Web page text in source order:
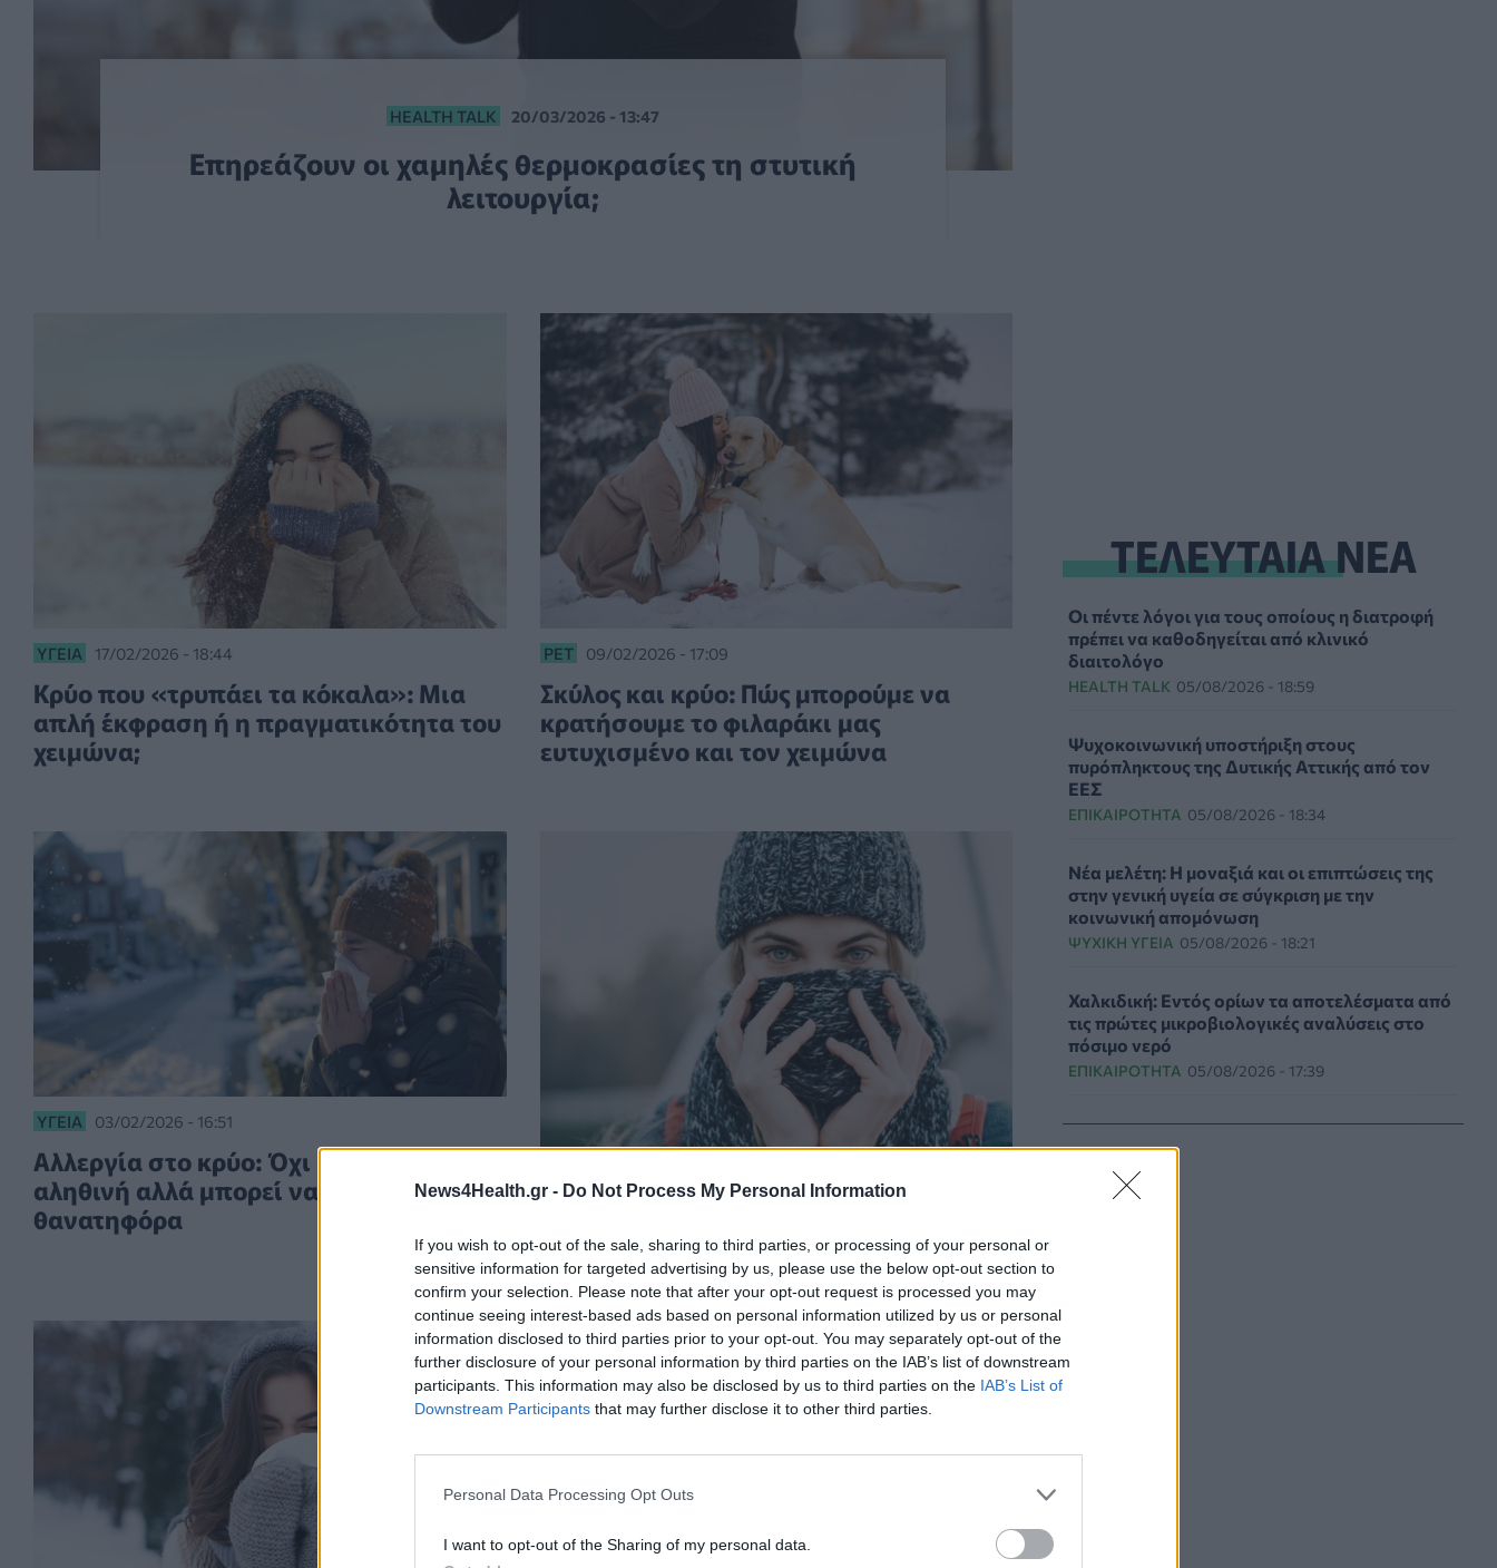
News4Health.gr - Do Not Process My Personal Information
If you wish to opt-out of the sale, sharing to third parties, or processing of your personal or
sensitive information for targeted advertising by us, please use the below opt-out section to
confirm your selection. Please note that after your opt-out request is processed you may
continue seeing interest-based ads based on personal information utilized by us or personal
information disclosed to third parties prior to your opt-out. You may separately opt-out of the
further disclosure of your personal information by third parties on the IAB’s list of downstream
participants. This information may also be disclosed by us to third parties on the IAB’s List of
Downstream Participants that may further disclose it to other third parties.
Personal Data Processing Opt Outs
I want to opt-out of the Sharing of my personal data.
HEALTH TALK 20/03/2026 - 13:47
Επηρεάζουν οι χαμηλές θερμοκρασίες τη στυτική
λειτουργία;
ΥΓΕΊΑ 17/02/2026 - 18:44
Κρύο που «τρυπάει τα κόκαλα»: Μια
απλή έκφραση ή η πραγματικότητα του
χειμώνα;
PET 09/02/2026 - 17:09
Σκύλος και κρύο: Πώς μπορούμε να
κρατήσουμε το φιλαράκι μας
ευτυχισμένο και τον χειμώνα
ΥΓΕΊΑ 03/02/2026 - 16:51
Αλλεργία στο κρύο: Όχι μόνο είναι
αληθινή αλλά μπορεί να γίνει και
θανατηφόρα
Γιατί δακρύζουν τα μάτια μας στο κρύο
και πως θα τα προστατεύσουμε
ΤΕΛΕΥΤΑΙΑ ΝΕΑ
Οι πέντε λόγοι για τους οποίους η διατροφή
πρέπει να καθοδηγείται από κλινικό
διαιτολόγο
HEALTH TALK 05/08/2026 - 18:59
Ψυχοκοινωνική υποστήριξη στους
πυρόπληκτους της Δυτικής Αττικής από τον
ΕΕΣ
ΕΠΙΚΑΙΡΌΤΗΤΑ 05/08/2026 - 18:34
Νέα μελέτη: Η μοναξιά και οι επιπτώσεις της
στην γενική υγεία σε σύγκριση με την
κοινωνική απομόνωση
ΨΥΧΙΚΉ ΥΓΕΊΑ 05/08/2026 - 18:21
Χαλκιδική: Εντός ορίων τα αποτελέσματα από
τις πρώτες μικροβιολογικές αναλύσεις στο
πόσιμο νερό
ΕΠΙΚΑΙΡΌΤΗΤΑ 05/08/2026 - 17:39
Χαμηλά τα ποσοστά αποκλειστικού θηλασμού
μέχρι τον 6ο μήνα στην Ελλάδα
05/08/2026 - 17:14
Ο ΕΦΕΤ ανακάλεσε από τα ράφια καραμέλες-